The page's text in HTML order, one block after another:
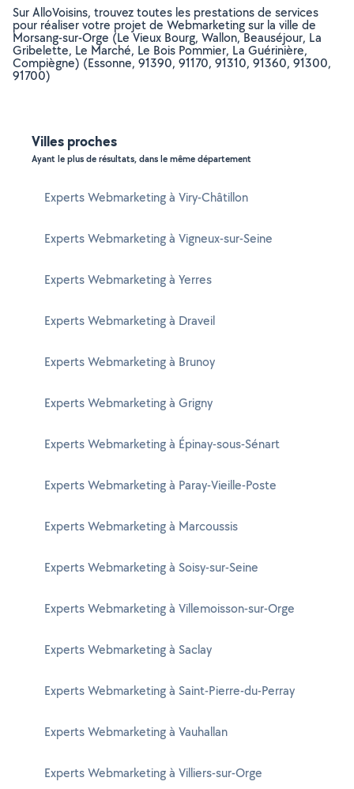
Sur AlloVoisins, trouvez toutes les prestations de services
pour réaliser votre projet de Webmarketing sur la ville de
Morsang-sur-Orge (Le Vieux Bourg, Wallon, Beauséjour, La
Gribelette, Le Marché, Le Bois Pommier, La Guérinière,
Compiègne) (Essonne, 91390, 91170, 91310, 91360, 91300,
91700)
Villes proches
Ayant le plus de résultats, dans le même département
Experts Webmarketing à Viry-Châtillon
Experts Webmarketing à Vigneux-sur-Seine
Experts Webmarketing à Yerres
Experts Webmarketing à Draveil
Experts Webmarketing à Brunoy
Experts Webmarketing à Grigny
Experts Webmarketing à Épinay-sous-Sénart
Experts Webmarketing à Paray-Vieille-Poste
Experts Webmarketing à Marcoussis
Experts Webmarketing à Soisy-sur-Seine
Experts Webmarketing à Villemoisson-sur-Orge
Experts Webmarketing à Saclay
Experts Webmarketing à Saint-Pierre-du-Perray
Experts Webmarketing à Vauhallan
Experts Webmarketing à Villiers-sur-Orge